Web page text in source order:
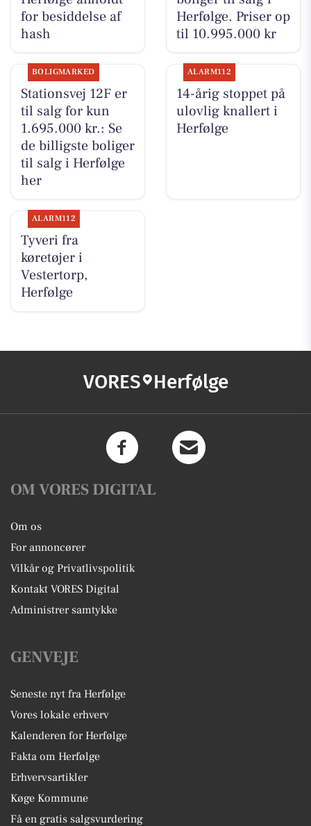
for besiddelse af
hash
Herfølge. Priser op
til 10.995.000 kr
BOLIGMARKED
Stationsvej 12F er
til salg for kun
1.695.000 kr.: Se
de billigste boliger
til salg i Herfølge
her
ALARM112
14-årig stoppet på
ulovlig knallert i
Herfølge
ALARM112
Tyveri fra
køretøjer i
Vestertorp,
Herfølge
VORES Herfølge
OM VORES DIGITAL
Om os
For annoncører
Vilkår og Privatlivspolitik
Kontakt VORES Digital
Administrer samtykke
GENVEJE
Seneste nyt fra Herfølge
Vores lokale erhverv
Kalenderen for Herfølge
Fakta om Herfølge
Erhvervsartikler
Køge Kommune
Få en gratis salgsvurdering